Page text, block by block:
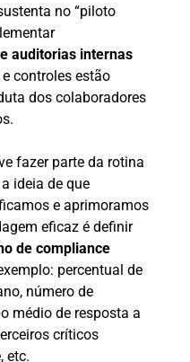
no “piloto
auditorias internas
controles estão
dos colaboradores
fazer parte da rotina
ideia de que
e aprimoramos
eficaz é definir
de compliance
percentual de
número de
médio de resposta a
críticos
etc.